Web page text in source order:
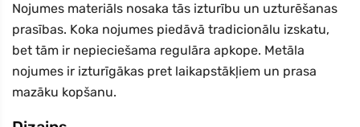
Nojumes materiāls nosaka tās izturību un uzturēšanas
prasības. Koka nojumes piedāvā tradicionālu izskatu,
bet tām ir nepieciešama regulāra apkope. Metāla
nojumes ir izturīgākas pret laikapstākļiem un prasa
mazāku kopšanu.